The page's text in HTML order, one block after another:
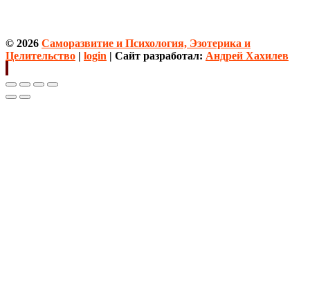
© 2026 Саморазвитие и Психология, Эзотерика и
Целительство | login | Сайт разработал: Андрей Хахилев